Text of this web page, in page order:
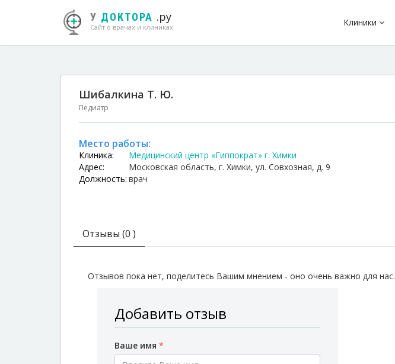
У ДОКТОРА .ру
Сайт о врачах и клиниках Клиники
Шибалкина Т. Ю.
Педиатр
Место работы:
Клиника:
Медицинский центр «Гиппократ» г. Химки
Адрес:
Московская область, г. Химки, ул. Совхозная, д. 9
Должность: врач
Отзывы (0 )
Отзывов пока нет, поделитесь Вашим мнением - оно очень важно для нас.
Добавить отзыв
Ваше имя *